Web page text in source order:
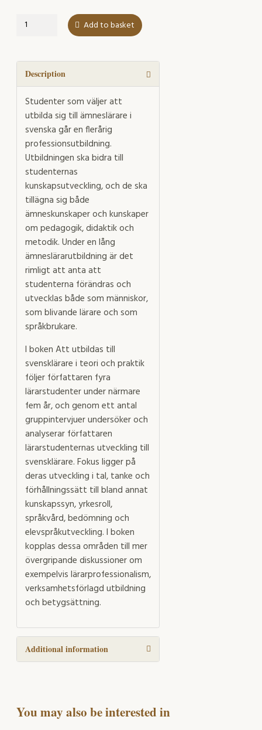
Att
svensklärare
teori
och
praktik
quantity
Add to basket
Description
Studenter som väljer att
utbilda sig till ämneslärare i
svenska går en flerårig
professionsutbildning.
Utbildningen ska bidra till
studenternas
kunskapsutveckling, och de ska
tillägna sig både
ämneskunskaper och kunskaper
om pedagogik, didaktik och
metodik. Under en lång
ämneslärarutbildning är det
rimligt att anta att
studenterna förändras och
utvecklas både som människor,
som blivande lärare och som
språkbrukare.
I boken Att utbildas till
svensklärare i teori och praktik
följer författaren fyra
lärarstudenter under närmare
fem år, och genom ett antal
gruppintervjuer undersöker och
analyserar författaren
lärarstudenternas utveckling till
svensklärare. Fokus ligger på
deras utveckling i tal, tanke och
förhållningssätt till bland annat
kunskapssyn, yrkesroll,
språkvård, bedömning och
elevspråkutveckling. I boken
kopplas dessa områden till mer
övergripande diskussioner om
exempelvis lärarprofessionalism,
verksamhetsförlagd utbildning
och betygsättning.
Additional information
You may also be interested in